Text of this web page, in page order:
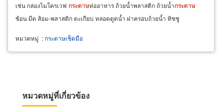
เช่น กล่องไมโครเวฟ กระดาษห่ออาหาร ถ้วยน้ำพลาสติก ถ้วยน้ำกระดาษ
ช้อน มีด ส้อม-พลาสติก ตะเกียบ หลอดดูดน้ำ ฝาครอบถ้วยน้ำ ทิชชู
หมวดหมู่ : กระดาษเช็ดมือ
หมวดหมู่ที่เกี่ยวข้อง